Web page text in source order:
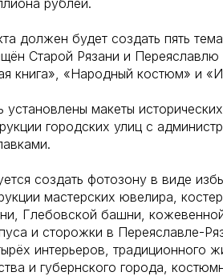
рублей.
должен будет создать пять
Старой Рязани и
книга», «Народный костюм» и
макеты
городских улиц с
создать фотозону в виде
мастерских ювелира,
Глебовской башни,
и сторожки в Переяславле-
интерьеров, традиционного
и губернского города,